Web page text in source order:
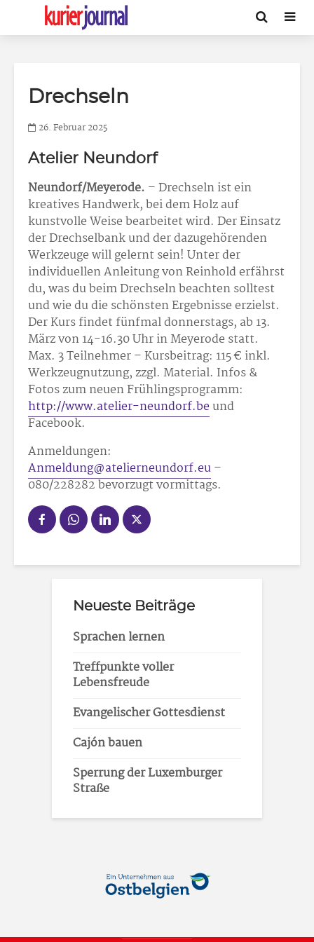
Drechseln
26. Februar 2025
Atelier Neundorf
Neundorf/Meyerode. – Drechseln ist ein
kreatives Handwerk, bei dem Holz auf
kunstvolle Weise bearbeitet wird. Der Einsatz
der Drechselbank und der dazugehörenden
Werkzeuge will gelernt sein! Unter der
individuellen Anleitung von Reinhold erfährst
du, was du beim Drechseln beachten solltest
und wie du die schönsten Ergebnisse erzielst.
Der Kurs findet fünfmal donnerstags, ab 13.
März von 14-16.30 Uhr in Meyerode statt.
Max. 3 Teilnehmer – Kursbeitrag: 115 € inkl.
Werkzeugnutzung, zzgl. Material. Infos &
Fotos zum neuen Frühlingsprogramm:
http://www.atelier-neundorf.beund
Facebook.
Anmeldungen:
Anmeldung@atelierneundorf.eu–
080/228282 bevorzugt vormittags.
Neueste Beiträge
Sprachen lernen
Treffpunkte voller
Lebensfreude
Evangelischer Gottesdienst
Cajón bauen
Sperrung der Luxemburger
Straße